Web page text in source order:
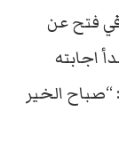
فتح عن
اجابته
“صباح الخير